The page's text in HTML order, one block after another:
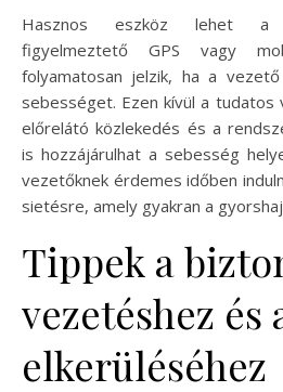
Hasznos eszköz lehet a
figyelmeztető GPS vagy
folyamatosan jelzik, ha a
sebességet. Ezen kívül a
előrelátó közlekedés és a
is hozzájárulhat a sebesség
vezetőknek érdemes időben
sietésre, amely gyakran a
Tippek a
vezetéshez és
elkerüléséhez